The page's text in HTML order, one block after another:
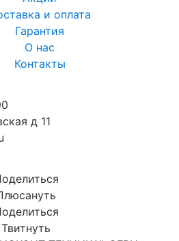
и оплата
Гарантия
О нас
Контакты
д 11
Твитнуть